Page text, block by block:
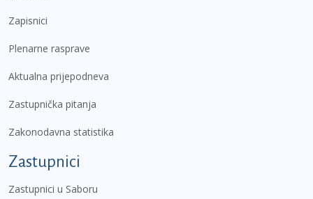
Zapisnici
Plenarne rasprave
Aktualna prijepodneva
Zastupnička pitanja
Zakonodavna statistika
Zastupnici
Zastupnici u Saboru